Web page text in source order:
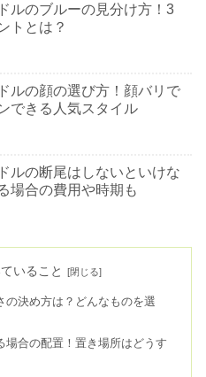
ルのブルーの見分け方！3
トとは？
ルの顔の選び方！顔バリで
できる人気スタイル
ルの断尾はしないといけな
場合の費用や時期も
ングTOP8
ルのオスとメス！どっちを
め手はなに？
いること
の決め方は？どんなものを選
場合の配置！置き場所はどうす